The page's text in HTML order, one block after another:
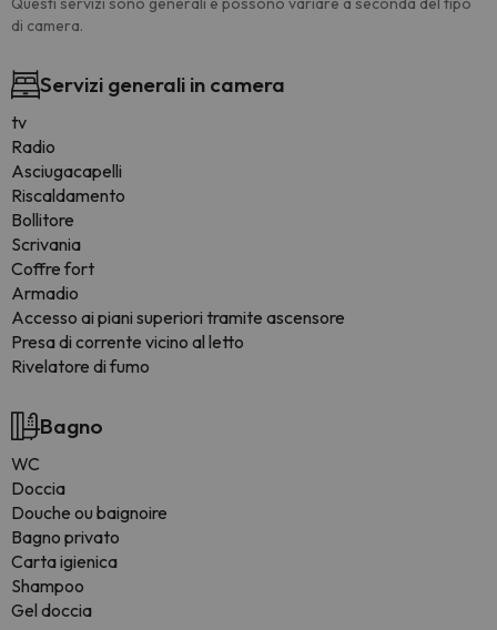
di camera.
Servizi generali in camera
tv
Radio
Asciugacapelli
Riscaldamento
Bollitore
Scrivania
Coffre fort
Armadio
Accesso ai piani superiori tramite ascensore
Presa di corrente vicino al letto
Rivelatore di fumo
Bagno
WC
Doccia
Douche ou baignoire
Bagno privato
Carta igienica
Shampoo
Gel doccia